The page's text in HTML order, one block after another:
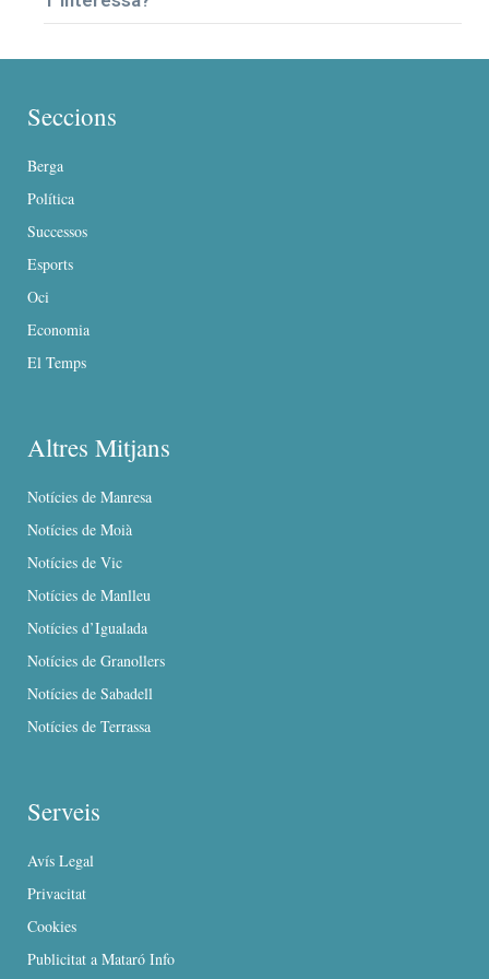
Seccions
Berga
Política
Successos
Esports
Oci
Economia
El Temps
Altres Mitjans
Notícies de Manresa
Notícies de Moià
Notícies de Vic
Notícies de Manlleu
Notícies d’Igualada
Notícies de Granollers
Notícies de Sabadell
Notícies de Terrassa
Serveis
Avís Legal
Privacitat
Cookies
Publicitat a Mataró Info